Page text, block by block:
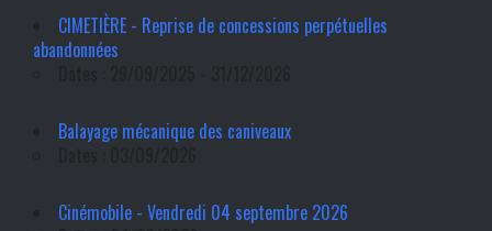
CIMETIÈRE - Reprise de concessions perpétuelles
abandonnées
Balayage mécanique des caniveaux
Cinémobile - Vendredi 04 septembre 2026